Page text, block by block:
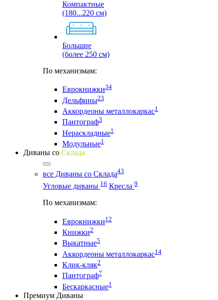
Компактные
(180...220 см)
Большие
(более 250 см)
По механизмам:
Еврокнижки34
Дельфины23
Аккордеоны металлокаркас1
Пантограф3
Нераскладные1
Модульные1
Диваны со Склада
все Диваны со Склада43
Угловые диваны 16 Кресла 9
По механизмам:
Еврокнижки12
Книжки2
Выкатные5
Аккордеоны металлокаркас14
Клик-кляк2
Пантограф7
Бескаркасные1
Премиум Диваны